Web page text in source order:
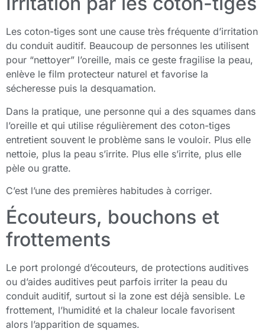
Les coton-tiges sont une cause très fréquente d’irritation
du conduit auditif. Beaucoup de personnes les utilisent
pour “nettoyer” l’oreille, mais ce geste fragilise la peau,
enlève le film protecteur naturel et favorise la
sécheresse puis la desquamation.
Dans la pratique, une personne qui a des squames dans
l’oreille et qui utilise régulièrement des coton-tiges
entretient souvent le problème sans le vouloir. Plus elle
nettoie, plus la peau s’irrite. Plus elle s’irrite, plus elle
pèle ou gratte.
C’est l’une des premières habitudes à corriger.
Écouteurs, bouchons et
frottements
Le port prolongé d’écouteurs, de protections auditives
ou d’aides auditives peut parfois irriter la peau du
conduit auditif, surtout si la zone est déjà sensible. Le
frottement, l’humidité et la chaleur locale favorisent
alors l’apparition de squames.